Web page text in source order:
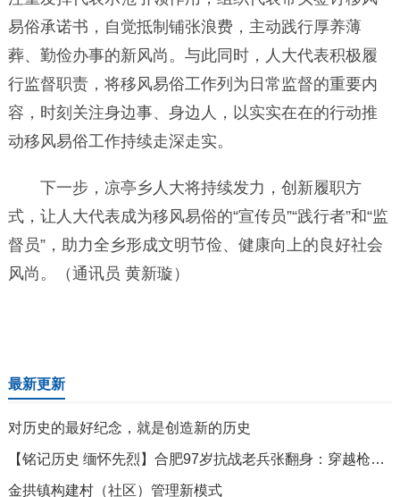
易俗承诺书，自觉抵制铺张浪费，主动践行厚养薄
葬、勤俭办事的新风尚。与此同时，人大代表积极履
行监督职责，将移风易俗工作列为日常监督的重要内
容，时刻关注身边事、身边人，以实实在在的行动推
动移风易俗工作持续走深走实。
下一步，凉亭乡人大将持续发力，创新履职方
式，让人大代表成为移风易俗的“宣传员”“践行者”和“监
督员”，助力全乡形成文明节俭、健康向上的良好社会
风尚。（通讯员 黄新璇）
最新更新
对历史的最好纪念，就是创造新的历史
【铭记历史 缅怀先烈】合肥97岁抗战老兵张翻身：穿越枪林弹雨，多次荣立特等功
金拱镇构建村（社区）管理新模式